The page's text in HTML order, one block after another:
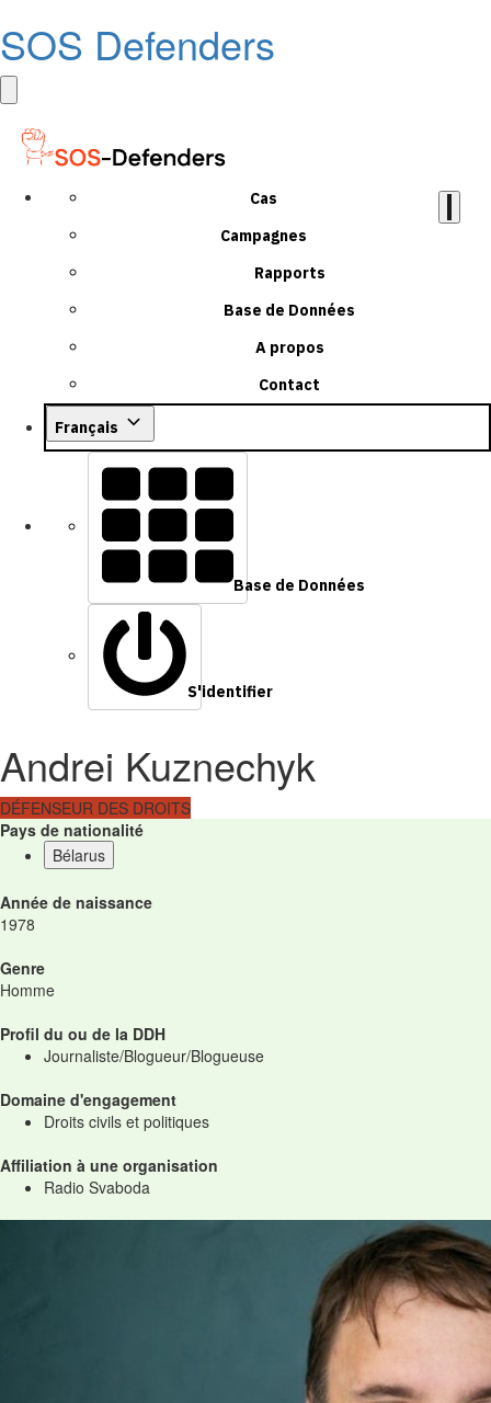
SOS Defenders
Cas
Campagnes
Rapports
Base de Données
A propos
Contact
Français
Base de Données
S'identifier
Andrei Kuznechyk
DÉFENSEUR DES DROITS
Pays de nationalité
Bélarus
Année de naissance
1978
Genre
Homme
Profil du ou de la DDH
Journaliste/Blogueur/Blogueuse
Domaine d'engagement
Droits civils et politiques
Affiliation à une organisation
Radio Svaboda